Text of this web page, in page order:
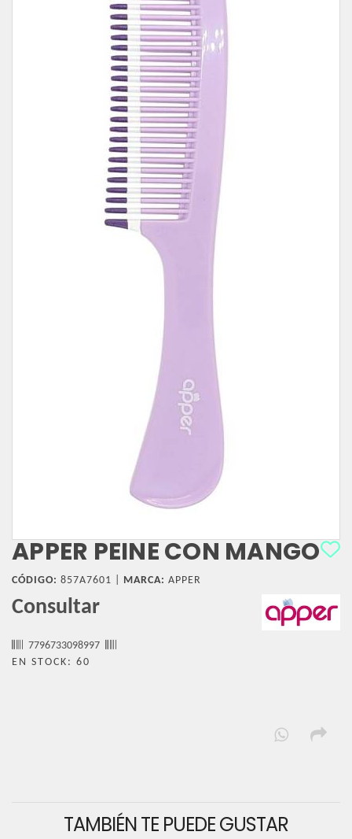
APPER PEINE CON MANGO
CÓDIGO: 857A7601 | MARCA: APPER
Consultar
7796733098997
EN STOCK: 60
TAMBIÉN TE PUEDE GUSTAR